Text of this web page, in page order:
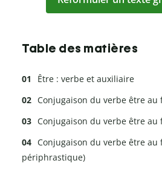
Table des matières
Être : verbe et auxiliaire
Conjugaison du verbe être
Conjugaison du verbe être
Conjugaison du verbe être
périphrastique)